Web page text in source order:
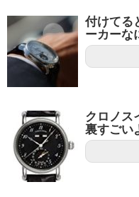
付けてる
ーカーな
クロノス
裏すごい